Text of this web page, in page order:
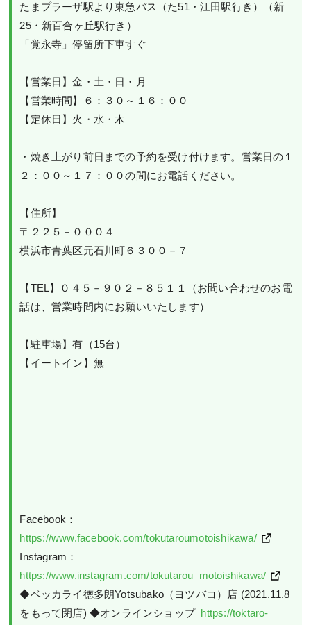
たまプラーザ駅より東急バス（た51・江田駅行き）（新
25・新百合ヶ丘駅行き）
「覚永寺」停留所下車すぐ
【営業日】金・土・日・月
【営業時間】６：３０～１６：００
【定休日】火・水・木
・焼き上がり前日までの予約を受け付けます。営業日の１
２：００～１７：００の間にお電話ください。
【住所】
〒２２５－０００４
横浜市青葉区元石川町６３００－７
【TEL】０４５－９０２－８５１１（お問い合わせのお電
話は、営業時間内にお願いいたします）
【駐車場】有（15台）
https://www.facebook.com/tokutaroumotoishikawa/
https://www.instagram.com/tokutarou_motoishikawa/
◆ベッカライ徳多朗Yotsubako（ヨツバコ）店 (2021.11.8
をもって閉店) ◆オンラインショップ https://toktaro-